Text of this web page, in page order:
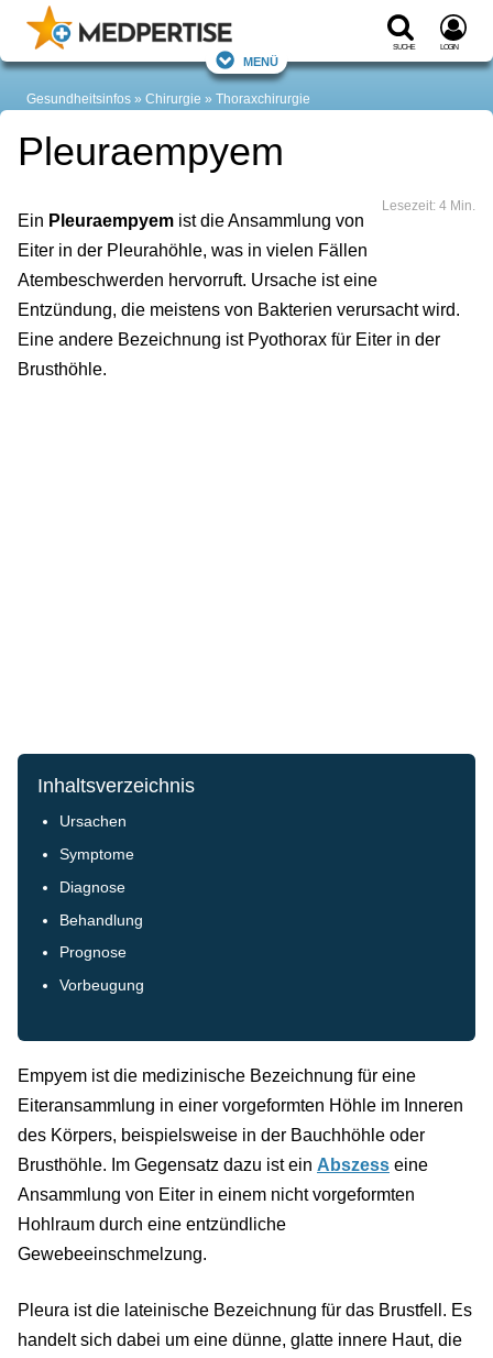
Suche Login
Menü
Gesundheitsinfos Chirurgie Thoraxchirurgie
Pleuraempyem
Lesezeit: 4 Min.
Ein Pleuraempyem ist die Ansammlung von
Eiter in der Pleurahöhle, was in vielen Fällen
Atembeschwerden hervorruft. Ursache ist eine
Entzündung, die meistens von Bakterien verursacht wird.
Eine andere Bezeichnung ist Pyothorax für Eiter in der
Brusthöhle.
Inhaltsverzeichnis
Ursachen
Symptome
Diagnose
Behandlung
Prognose
Vorbeugung
Empyem ist die medizinische Bezeichnung für eine
Eiteransammlung in einer vorgeformten Höhle im Inneren
des Körpers, beispielsweise in der Bauchhöhle oder
Brusthöhle. Im Gegensatz dazu ist ein Abszess eine
Ansammlung von Eiter in einem nicht vorgeformten
Hohlraum durch eine entzündliche
Gewebeeinschmelzung.
Pleura ist die lateinische Bezeichnung für das Brustfell. Es
handelt sich dabei um eine dünne, glatte innere Haut, die